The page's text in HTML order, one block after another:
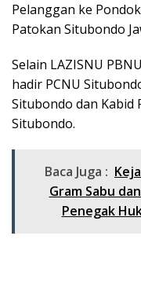
Pelanggan ke
Patokan Situbondo
Selain LAZISNU
hadir PCNU
Situbondo dan Kabid
Situbondo.
Baca Juga :
Gram Sabu
Penegak